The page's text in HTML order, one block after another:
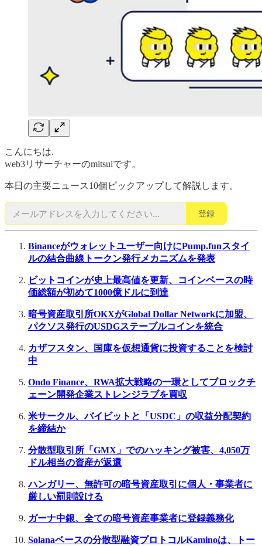
こんにちは.
web3リサーチャーのmitsuiです。
本日の主要ニュース10個ピックアップして解説します。
登録
Binanceがウォレットユーザー向けにPump.funスタイ
ルの結合曲線トークン発行メカニズムを発表
ビットコインが史上最高値を更新、コインベースの時
価総額が初めて1000億ドルに到達
暗号資産取引所OKXがGlobal Dollar Networkに加盟、
パクソス発行のUSDGステーブルコインを統合
カザフスタン、国庫を仮想通貨に投資することを検討
中
Ondo Finance、RWA拡大戦略の一環としてブロックチ
ェーン開発企業ストレンジラブを買収
米サークル、バイビットと「USDC」の収益分配契約
を締結か
分散型取引所「GMX」でのハッキング被害、4,050万
ドル相当の資産が返還
ハンガリー、無許可の暗号資産取引に個人・事業者に
厳しい罰則設ける
ガーナ中銀、全ての暗号資産事業者に登録義務化
Solanaベースの分散型融資プロトコルKaminoは、トー